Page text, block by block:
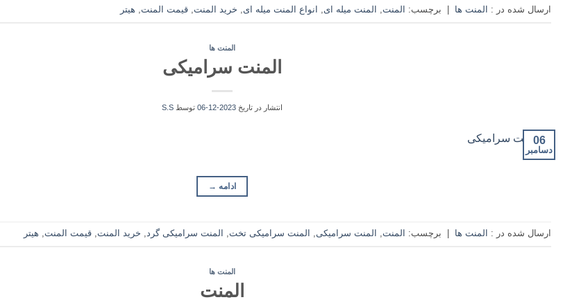
ارسال شده در : المنت ها برچسب: المنت, المنت میله ای, انواع المنت میله ای, خرید المنت, قیمت المنت, هیتر
المنت ها
المنت سرامیکی
انتشار در تاریخ 2023-12-06 توسط S.S
06
دسامبر
ادامه →
ارسال شده در : المنت ها برچسب: المنت, المنت سرامیکی, المنت سرامیکی تخت, المنت سرامیکی گرد, خرید المنت, قیمت المنت, هیتر
المنت ها
المنت